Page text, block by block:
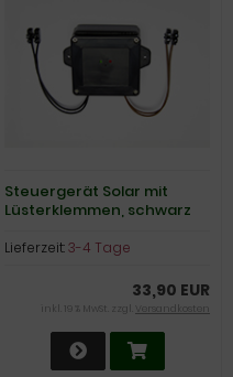
Steuergerät Solar mit
Lüsterklemmen, schwarz
Lieferzeit:3-4 Tage
33,90 EUR
inkl. 19 % MwSt. zzgl. Versandkosten